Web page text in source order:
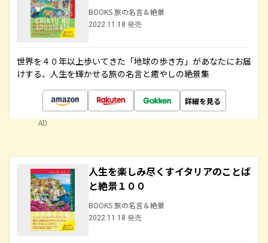
BOOKS 旅の名言＆絶景
2022.11.18 発売
世界を４０年以上歩いてきた「地球の歩き方」があなたにお届
けする、人生を輝かせる旅の名言と癒やしの絶景集
詳細を見る
AD
人生を楽しみ尽くすイタリアのことば
と絶景１００
BOOKS 旅の名言＆絶景
2022.11.18 発売